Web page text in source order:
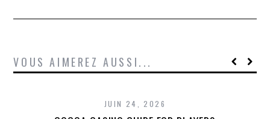
VOUS AIMEREZ AUSSI...
JUIN 24, 2026